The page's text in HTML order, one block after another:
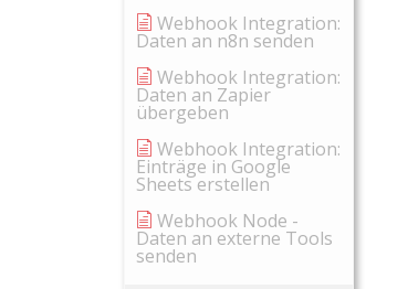
Webhook Integration:
Daten an n8n senden
Webhook Integration:
Daten an Zapier
übergeben
Webhook Integration:
Einträge in Google
Sheets erstellen
Webhook Node -
Daten an externe Tools
senden